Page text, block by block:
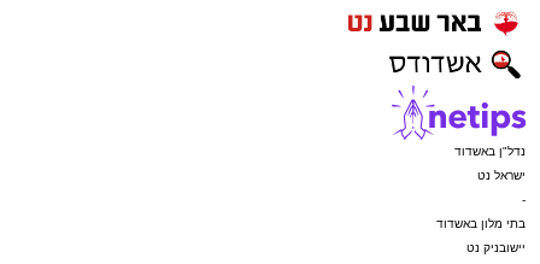
נדל"ן באשדוד
ישראל נט
-
בתי מלון באשדוד
יישובניק נט